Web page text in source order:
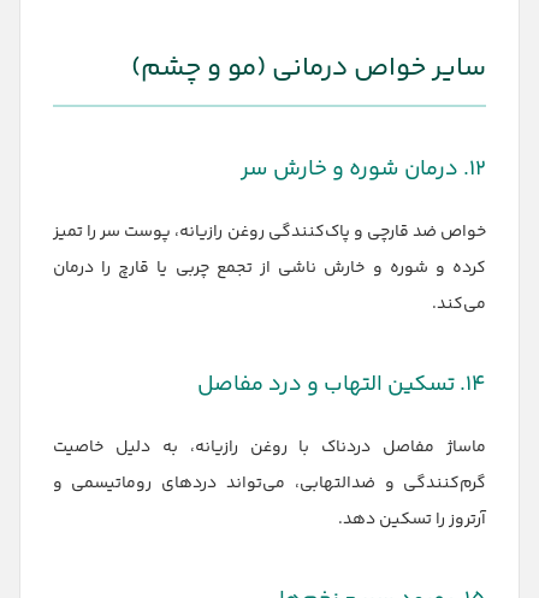
سایر خواص درمانی (مو و چشم)
۱۲. درمان شوره و خارش سر
خواص ضد قارچی و پاک‌کنندگی روغن رازیانه، پوست سر را تمیز
کرده و شوره و خارش ناشی از تجمع چربی یا قارچ را درمان
می‌کند.
۱۴. تسکین التهاب و درد مفاصل
ماساژ مفاصل دردناک با روغن رازیانه، به دلیل خاصیت
گرم‌کنندگی و ضدالتهابی، می‌تواند دردهای روماتیسمی و
آرتروز را تسکین دهد.